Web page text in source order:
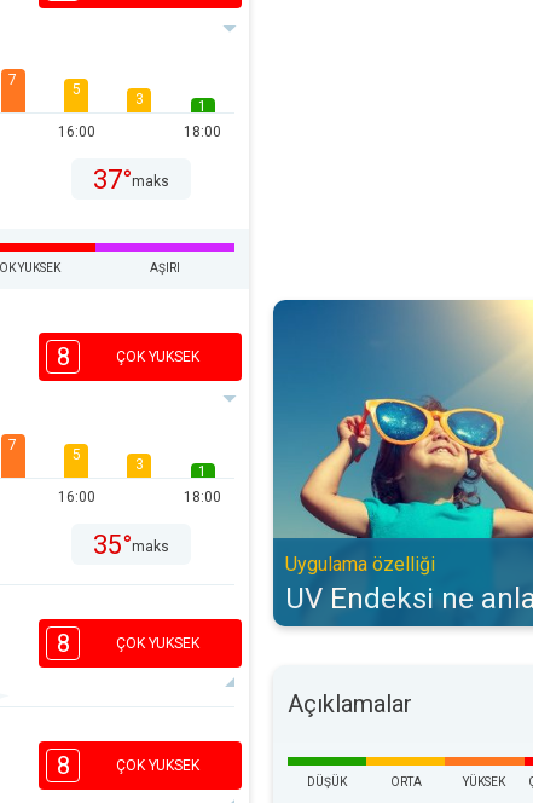
7
5
16:00
3
1
18:00
37°maks
YUKSEK AŞIRI
8 ÇOK YUKSEK
7
5
16:00
3
1
18:00
35°maks
8 ÇOK YUKSEK
5
16:00
1
8 ÇOK YUKSEK
UV Endeksi ne anlama gelir?.
Uygulama özelliği
UV Endeksi ne
Açıklamalar
DÜŞÜK ORTA YÜKSEK